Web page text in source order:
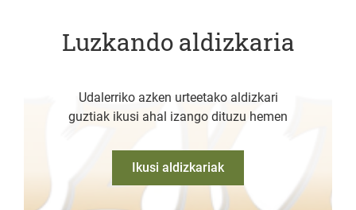
Luzkando aldizkaria
Udalerriko azken urteetako aldizkari
guztiak ikusi ahal izango dituzu hemen
Ikusi aldizkariak